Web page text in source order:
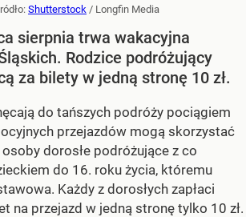
Shutterstock / Longfin Media
sierpnia trwa wakacyjna
Rodzice podróżujący
za bilety w jedną stronę 10 zł.
do tańszych podróży pociągiem
przejazdów mogą skorzystać
dorosłe podróżujące z co
do 16. roku życia, któremu
Każdy z dorosłych zapłaci
na przejazd w jedną stronę tylko 10 zł.